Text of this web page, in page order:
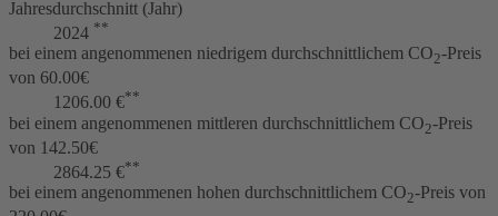
Jahresdurchschnitt (Jahr)
2024 **
bei einem angenommenen niedrigem durchschnittlichem CO2-Preis
von 60.00€
1206.00 €**
bei einem angenommenen mittleren durchschnittlichem CO2-Preis
von 142.50€
2864.25 €**
bei einem angenommenen hohen durchschnittlichem CO2-Preis von